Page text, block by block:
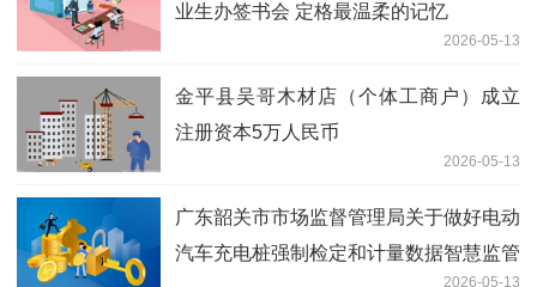
业生办签书会 定格最温柔的记忆
2026-05-13
金平县吴哥木材店（个体工商户）成立
注册资本5万人民币
2026-05-13
广东韶关市市场监督管理局关于做好电动
汽车充电桩强制检定和计量数据智慧监管
2026-05-13